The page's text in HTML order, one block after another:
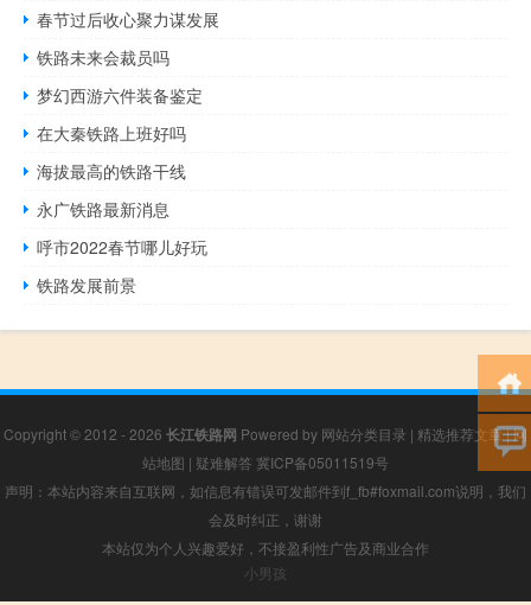
春节过后收心聚力谋发展
铁路未来会裁员吗
梦幻西游六件装备鉴定
在大秦铁路上班好吗
海拔最高的铁路干线
永广铁路最新消息
呼市2022春节哪儿好玩
铁路发展前景
Copyright © 2012 - 2026 长江铁路网 Powered by 网站分类目录 | 精选推荐文章|网
站地图 | 疑难解答 冀ICP备05011519号
声明：本站内容来自互联网，如信息有错误可发邮件到f_fb#foxmail.com说明，我们
会及时纠正，谢谢
本站仅为个人兴趣爱好，不接盈利性广告及商业合作
小男孩